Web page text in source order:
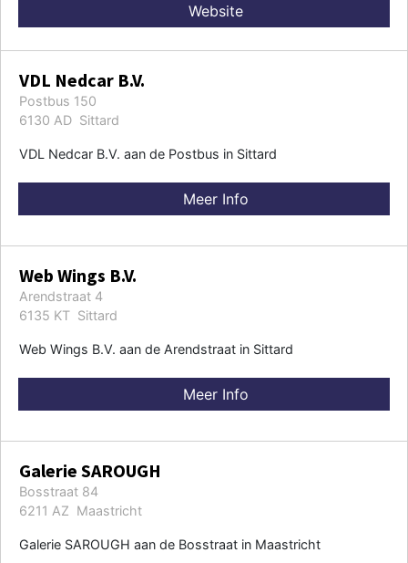
Website
VDL Nedcar B.V.
Postbus 150
6130 AD Sittard
VDL Nedcar B.V. aan de Postbus in Sittard
Meer Info
Web Wings B.V.
Arendstraat 4
6135 KT Sittard
Web Wings B.V. aan de Arendstraat in Sittard
Meer Info
Galerie SAROUGH
Bosstraat 84
6211 AZ Maastricht
Galerie SAROUGH aan de Bosstraat in Maastricht